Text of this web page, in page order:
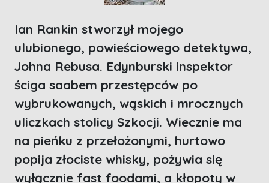
Ian Rankin stworzył mojego
ulubionego, powieściowego detektywa,
Johna Rebusa. Edynburski inspektor
ściga saabem przestępców po
wybrukowanych, wąskich i mrocznych
uliczkach stolicy Szkocji. Wiecznie ma
na pieńku z przełożonymi, hurtowo
popija złociste whisky, pożywia się
wyłącznie fast foodami, a kłopoty w